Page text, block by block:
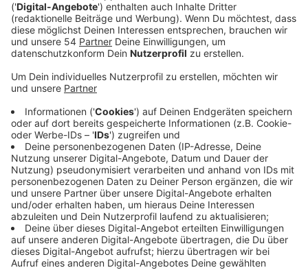
Youre begann sich für Musik zu interessieren, als sein
älterer Bruder Gitarre spielte und seine Kindheit mit
Beatles-Songs und klassischem Rock untermalte. In
der High School begann er mit seinen Freunden in einer
Garagen Band Musik zu machen. Dann der erste Erfolg
als Solokünstler mit seiner ersten Single "Sex and
Lemonade", die 2020 veröffentlicht wurde. Dieses
Jahr ist er dann mit "Sunroof" so richtig
durchgestartet. Unter anderem Platz 43 in den
deutschen Charts und sogar Platz 6 in den USA.
Anzeige